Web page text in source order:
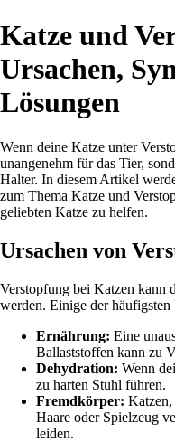
Katze und
Ursachen,
Lösungen
Wenn deine Katze unter
unangenehm für das Tier,
Halter. In diesem Artikel
zum Thema Katze und
geliebten Katze zu helfen.
Ursachen von
Verstopfung bei Katzen kann
werden. Einige der häufigsten
Ernährung: Eine
Ballaststoffen kann zu
Dehydration: Wenn
zu harten Stuhl führen.
Fremdkörper:
Haare oder Spielzeug
leiden.